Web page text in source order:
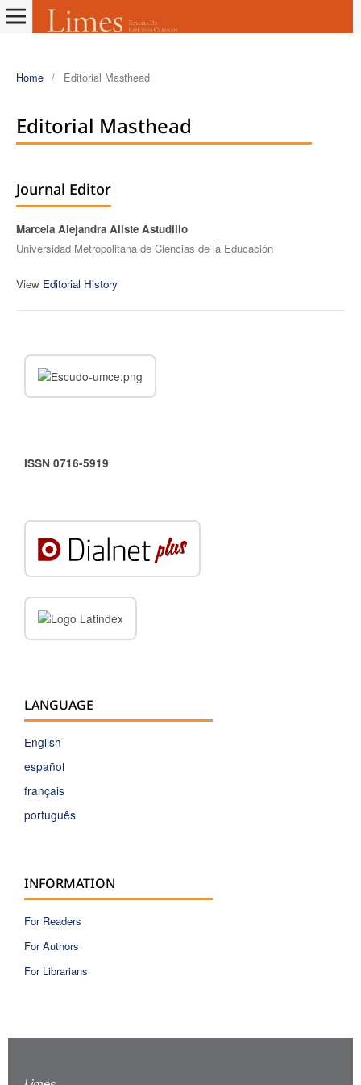
Home / Editorial Masthead
Editorial Masthead
Journal Editor
Marcela Alejandra Aliste Astudillo
Universidad Metropolitana de Ciencias de la Educación
View Editorial History
ISSN 0716-5919
LANGUAGE
English
español
français
português
INFORMATION
For Readers
For Authors
For Librarians